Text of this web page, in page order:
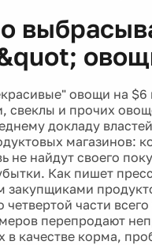
овощи на $6
свеклы и прочих
докладу
магазинов:
найдут своего
Как пишет
закупщиками
части
перепродают
качестве корма,